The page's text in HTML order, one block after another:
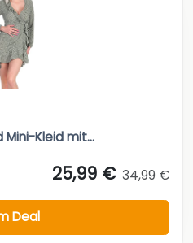
Mini-Kleid mit...
25,99 € 34,99 €
Deal